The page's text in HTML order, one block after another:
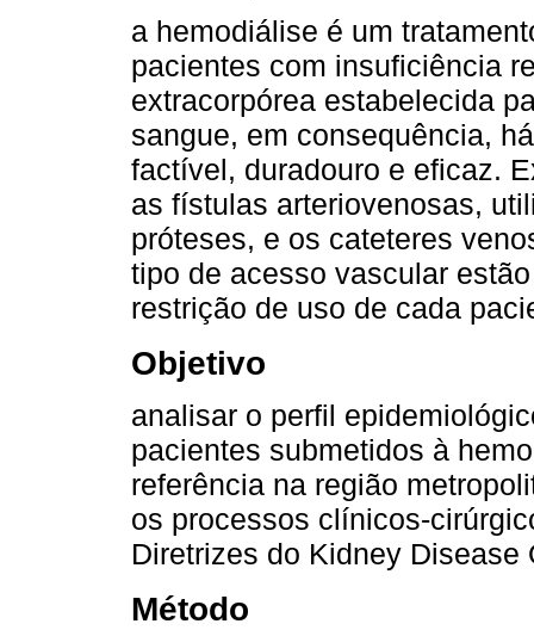
a hemodiálise é um
pacientes com insuficiência
extracorpórea estabelecida
sangue, em consequência,
factível, duradouro e eficaz.
as fístulas arteriovenosas,
próteses, e os cateteres
tipo de acesso vascular
restrição de uso de cada
Objetivo
analisar o perfil
pacientes submetidos à
referência na região
os processos clínicos-
Diretrizes do Kidney
Método